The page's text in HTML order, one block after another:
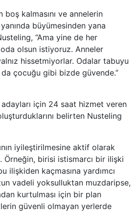
boş kalmasını ve annelerin
büyümesinden yana
“Ama yine de her
olsun istiyoruz. Anneler
hissetmiyorlar. Odalar tabuyu
da çocuğu gibi bizde güvende.”
için 24 saat hizmet veren
belirten Nusteling
iyileştirilmesine aktif olarak
Örneğin, birisi istismarcı bir ilişki
ilişkiden kaçmasına yardımcı
vadeli yoksulluktan muzdaripse,
kurtulması için bir plan
güvenli olmayan yerlerde